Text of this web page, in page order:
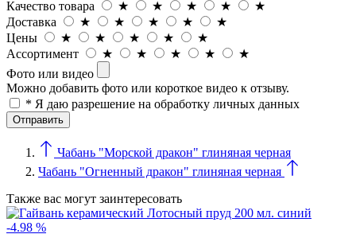
Качество товара
★ ★ ★ ★
★
Доставка
★ ★ ★ ★
★
Цены
★ ★ ★ ★
★
Ассортимент
★ ★ ★ ★
★
Фото или видео
Можно добавить фото или короткое видео к отзыву.
* Я даю разрешение на обработку личных данных
Чабань "Морской дракон" глиняная черная
Чабань "Огненный дракон" глиняная черная
Также вас могут заинтересовать
-4.98 %